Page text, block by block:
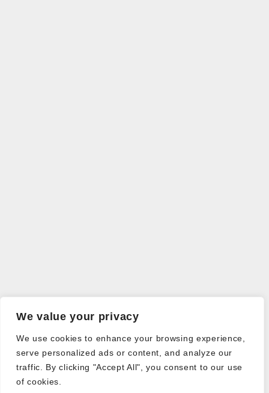
We value your privacy
We use cookies to enhance your browsing experience,
serve personalized ads or content, and analyze our
traffic. By clicking "Accept All", you consent to our use
of cookies.